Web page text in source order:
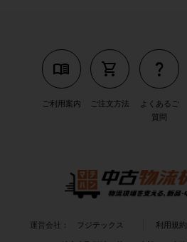
menu_book
ご利用案内
shopping_cart
ご注文方法
question_mark
よくあるご
質問
運営会社： フジテックス 利用規約